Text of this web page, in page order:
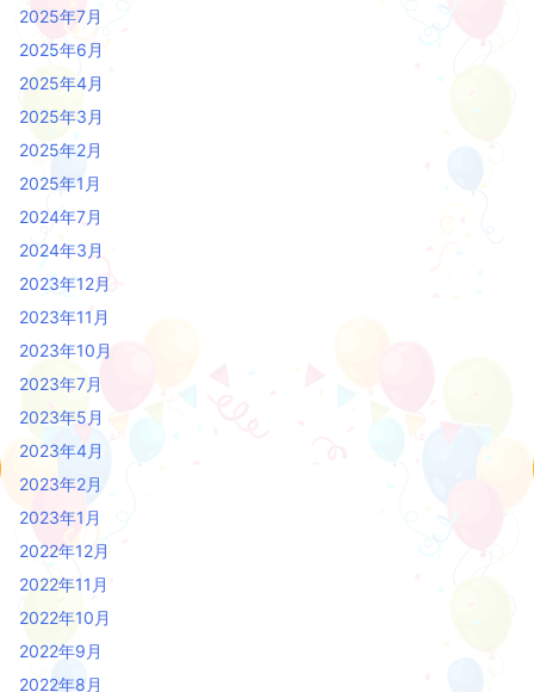
2025年7月
2025年6月
2025年4月
2025年3月
2025年2月
2025年1月
2024年7月
2024年3月
2023年12月
2023年11月
2023年10月
2023年7月
2023年5月
2023年4月
2023年2月
2023年1月
2022年12月
2022年11月
2022年10月
2022年9月
2022年8月